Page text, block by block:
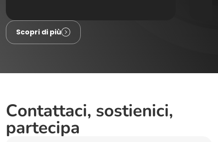
Scopri di più
Contattaci, sostienici,
partecipa